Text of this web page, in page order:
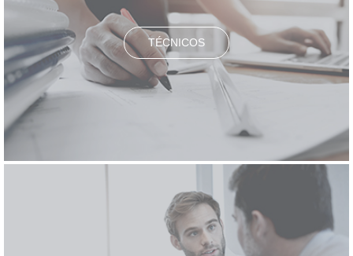
TÉCNICOS